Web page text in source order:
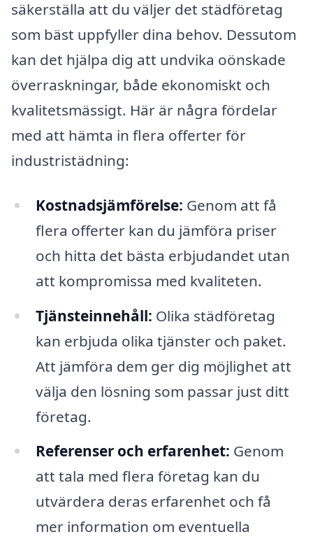
säkerställa att du väljer det städföretag
som bäst uppfyller dina behov. Dessutom
kan det hjälpa dig att undvika oönskade
överraskningar, både ekonomiskt och
kvalitetsmässigt. Här är några fördelar
med att hämta in flera offerter för
industristädning:
Kostnadsjämförelse: Genom att få
flera offerter kan du jämföra priser
och hitta det bästa erbjudandet utan
att kompromissa med kvaliteten.
Tjänsteinnehåll: Olika städföretag
kan erbjuda olika tjänster och paket.
Att jämföra dem ger dig möjlighet att
välja den lösning som passar just ditt
företag.
Referenser och erfarenhet: Genom
att tala med flera företag kan du
utvärdera deras erfarenhet och få
mer information om eventuella